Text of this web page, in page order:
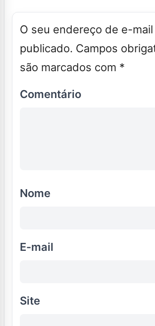
O seu endereço de e-
publicado. Campos
são marcados com *
Comentário
Nome
E-mail
Site